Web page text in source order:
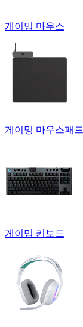
게이밍 마우스
게이밍 마우스패드
게이밍 키보드